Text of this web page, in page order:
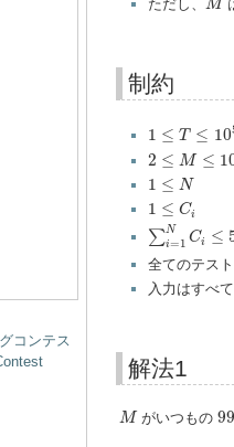
コンテス
ただし、 M
制約
1 ≤ T ≤ 10
≤10
2 ≤ M ≤
2 ≤ 10
1 ≤ N
1 N
1 ≤ Ci
1 C i
∑N
i=1 Ci ≤
∑i=1
全てのテス
入力はすべ
解法1
M
M がいつもの